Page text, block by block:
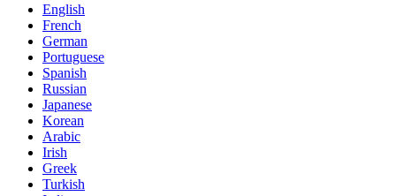
English
French
German
Portuguese
Spanish
Russian
Japanese
Korean
Arabic
Irish
Greek
Turkish